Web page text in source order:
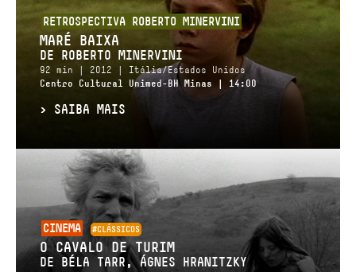
RETROSPECTIVA ROBERTO MINERVINI
MARÉ BAIXA
DE ROBERTO MINERVINI
92 min | 2012 | Itália/Estados Unidos
Centro Cultural Unimed-BH Minas | 14:00
> SAIBA MAIS
CINEMA #CLÁSSICOS
O CAVALO DE TURIM
DE BÉLA TARR, ÁGNES HRANITZKY